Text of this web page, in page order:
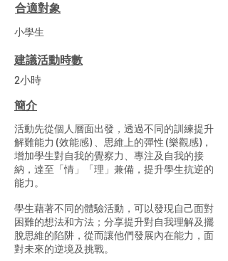
合適對象
小學生
建議活動時數
2小時
簡介
活動先從個人層面出發，透過不同的訓練提升
解難能力 (效能感) 、思維上的彈性 (樂觀感)，
增加學生對自我的覺察力、專注及自我的接
納，達至「情」「理」兼備，提升學生抗逆的
能力。
學生藉著不同的體驗活動，可以發現自己面對
困難的想法和方法；分享提升對自我理解及擺
脫思維的陷阱，從而讓他們發展內在能力，面
對未來的逆境及挑戰。